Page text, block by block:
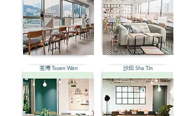
荃灣 Tsuen Wan 沙田 Sha Tin